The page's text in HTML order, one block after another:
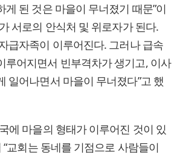
게 된 것은 마을이 무너졌기 때문”이
서로의 안식처 및 위로자가 된다.
급자족이 이루어진다. 그러나 급속
루어지면서 빈부격차가 생기고, 이사
일어나면서 마을이 무너졌다”고 했
에 마을의 형태가 이루어진 것이 있
“교회는 동네를 기점으로 사람들이